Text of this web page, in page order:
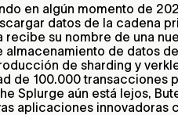
en algún momento de
datos de la cadena
recibe su nombre de una
de datos
de sharding y
de 100.000 transacciones
Splurge aún está lejos,
aplicaciones innovadoras